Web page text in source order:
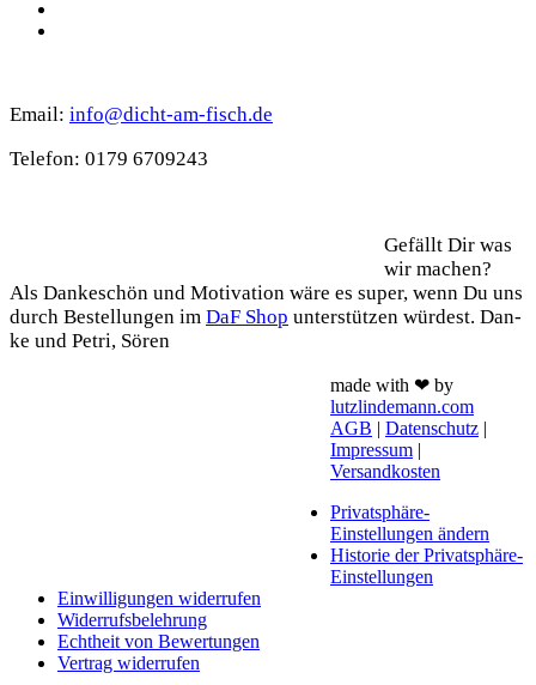
Email: info@dicht-am-fisch.de
Tele­fon: 0179 6709243
Gefällt Dir was
wir machen?
Als Dan­ke­schön und Moti­va­ti­on wäre es super, wenn Du uns
durch Bestel­lun­gen im DaF Shop unter­stüt­zen wür­dest. Dan­
ke und Petri, Sören
made with ❤ by
lutzlindemann.com
AGB | Datenschutz |
Impressum |
Versandkosten
Privatsphäre-
Einstellungen ändern
Historie der Privatsphäre-
Einstellungen
Einwilligungen widerrufen
Widerrufsbelehrung
Echtheit von Bewertungen
Vertrag widerrufen